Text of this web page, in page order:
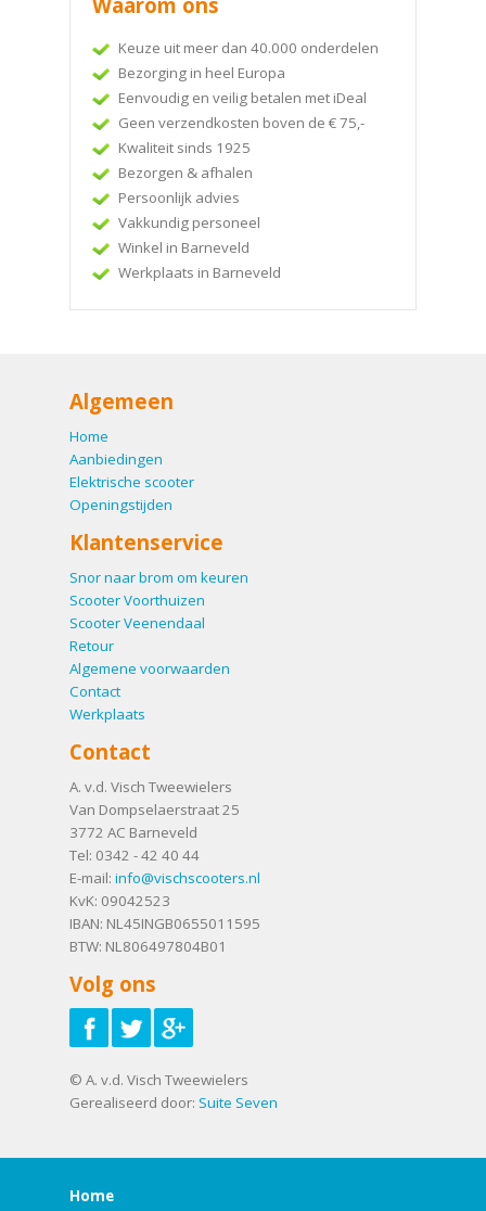
Keuze uit meer dan 40.000 onderdelen
Bezorging in heel Europa
Eenvoudig en veilig betalen met iDeal
Geen verzendkosten boven de € 75,-
Kwaliteit sinds 1925
Bezorgen & afhalen
Persoonlijk advies
Vakkundig personeel
Winkel in Barneveld
Werkplaats in Barneveld
Algemeen
Home
Aanbiedingen
Elektrische scooter
Openingstijden
Klantenservice
Snor naar brom om keuren
Scooter Voorthuizen
Scooter Veenendaal
Retour
Algemene voorwaarden
Contact
Werkplaats
Contact
A. v.d. Visch Tweewielers
Van Dompselaerstraat 25
3772 AC Barneveld
Tel: 0342 - 42 40 44
E-mail: info@vischscooters.nl
KvK: 09042523
IBAN: NL45INGB0655011595
BTW: NL806497804B01
Volg ons
© A. v.d. Visch Tweewielers
Gerealiseerd door: Suite Seven
Home